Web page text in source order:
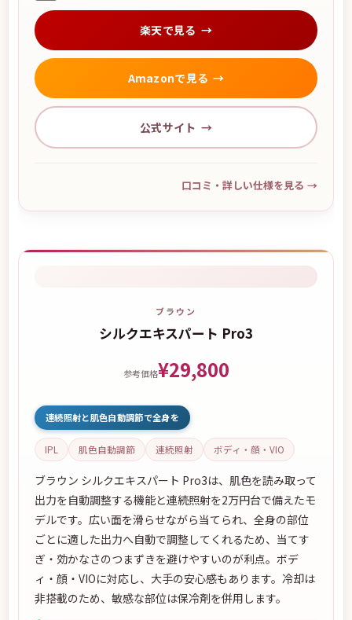
楽天で見る
Amazonで見る
公式サイト
口コミ・詳しい仕様を見る →
ブラウン
シルクエキスパート Pro3
参考価格¥29,800
連続照射と肌色自動調節で全身を
IPL 肌色自動調節 連続照射 ボディ・顔・VIO
ブラウン シルクエキスパート Pro3は、肌色を読み取って
出力を自動調整する機能と連続照射を2万円台で備えたモ
デルです。広い面を滑らせながら当てられ、全身の部位
ごとに適した出力へ自動で調整してくれるため、当てす
ぎ・効かなさのつまずきを避けやすいのが利点。ボデ
ィ・顔・VIOに対応し、大手の安心感もあります。冷却は
非搭載のため、敏感な部位は保冷剤を併用します。